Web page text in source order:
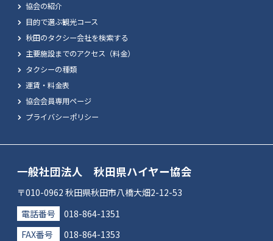
一般社団法人 秋田県ハイヤー協会
〒010-0962 秋田県秋田市八橋大畑2-12-53
電話番号
018-864-1351
FAX番号
018-864-1353
協会の紹介
目的で選ぶ観光コース
秋田のタクシー会社を検索する
主要施設までのアクセス（料金）
タクシーの種類
運賃・料金表
協会会員専用ページ
プライバシーポリシー